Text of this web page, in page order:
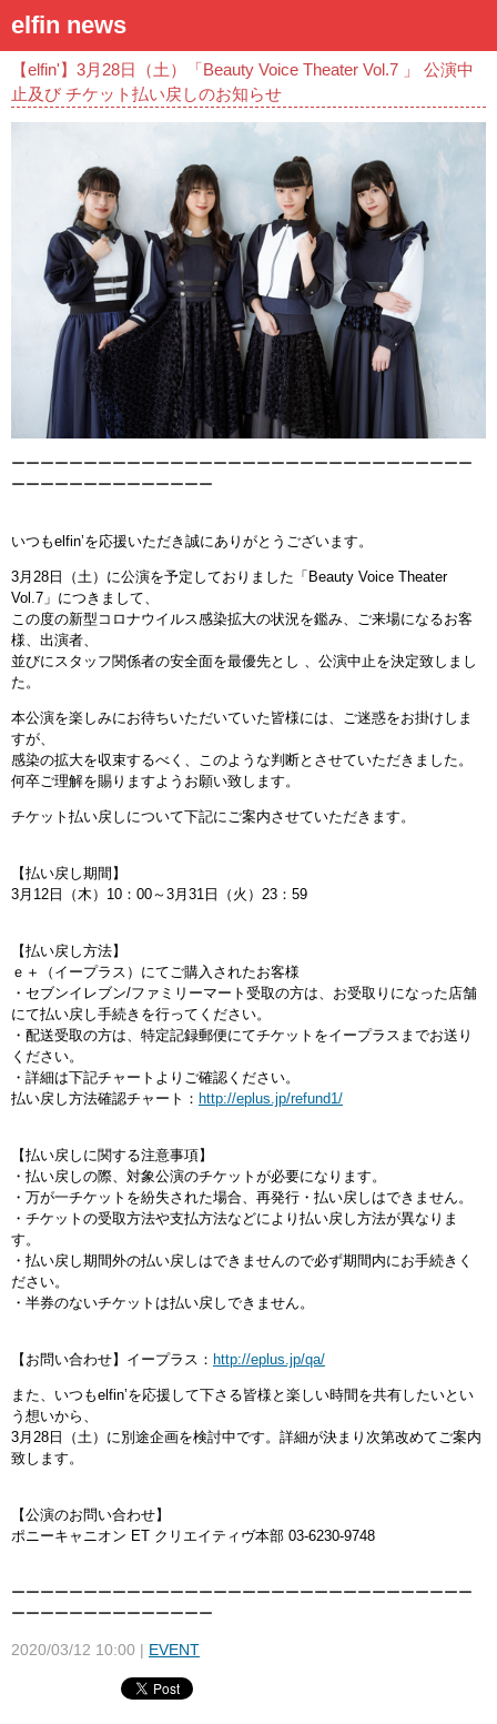
elfin news
【elfin'】3月28日（土）「Beauty Voice Theater Vol.7 」 公演中
止及び チケット払い戻しのお知らせ
ーーーーーーーーーーーーーーーーーーーーーーーーーーーーーーーー
ーーーーーーーーーーーーーー
いつもelfin’を応援いただき誠にありがとうございます。
3月28日（土）に公演を予定しておりました「Beauty Voice Theater
Vol.7」につきまして、
この度の新型コロナウイルス感染拡大の状況を鑑み、ご来場になるお客
様、出演者、
並びにスタッフ関係者の安全面を最優先とし 、公演中止を決定致しまし
た。
本公演を楽しみにお待ちいただいていた皆様には、ご迷惑をお掛けしま
すが、
感染の拡大を収束するべく、このような判断とさせていただきました。
何卒ご理解を賜りますようお願い致します。
チケット払い戻しについて下記にご案内させていただきます。
【払い戻し期間】
3月12日（木）10：00～3月31日（火）23：59
【払い戻し方法】
ｅ＋（イープラス）にてご購入されたお客様
・セブンイレブン/ファミリーマート受取の方は、お受取りになった店舗
にて払い戻し手続きを行ってください。
・配送受取の方は、特定記録郵便にてチケットをイープラスまでお送り
ください。
・詳細は下記チャートよりご確認ください。
払い戻し方法確認チャート： http://eplus.jp/refund1/
【払い戻しに関する注意事項】
・払い戻しの際、対象公演のチケットが必要になります。
・万が一チケットを紛失された場合、再発行・払い戻しはできません。
・チケットの受取方法や支払方法などにより払い戻し方法が異なりま
す。
・払い戻し期間外の払い戻しはできませんので必ず期間内にお手続きく
ださい。
・半券のないチケットは払い戻しできません。
【お問い合わせ】イープラス： http://eplus.jp/qa/
また、いつもelfin’を応援して下さる皆様と楽しい時間を共有したいとい
う想いから、
3月28日（土）に別途企画を検討中です。詳細が決まり次第改めてご案内
致します。
【公演のお問い合わせ】
ポニーキャニオン ET クリエイティヴ本部 03-6230-9748
ーーーーーーーーーーーーーーーーーーーーーーーーーーーーーーーー
ーーーーーーーーーーーーーー
2020/03/12 10:00 EVENT